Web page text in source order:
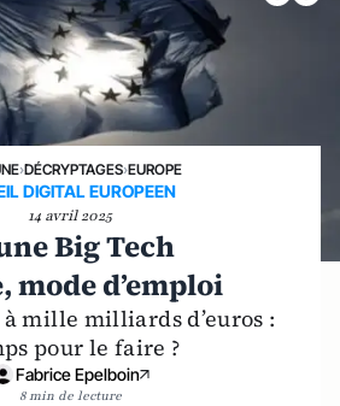
›DÉCRYPTAGES›EUROPE
DIGITAL EUROPEEN
14 avril 2025
Big Tech
mode d’emploi
mille milliards d’euros :
pour le faire ?
Fabrice Epelboin
8 min de lecture